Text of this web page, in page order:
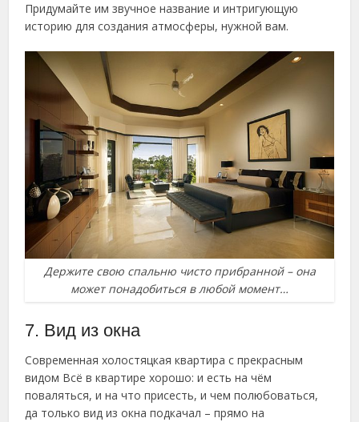
Придумайте им звучное название и интригующую
историю для создания атмосферы, нужной вам.
Держите свою спальню чисто прибранной – она
может понадобиться в любой момент…
7. Вид из окна
Современная холостяцкая квартира с прекрасным
видом Всё в квартире хорошо: и есть на чём
поваляться, и на что присесть, и чем полюбоваться,
да только вид из окна подкачал – прямо на